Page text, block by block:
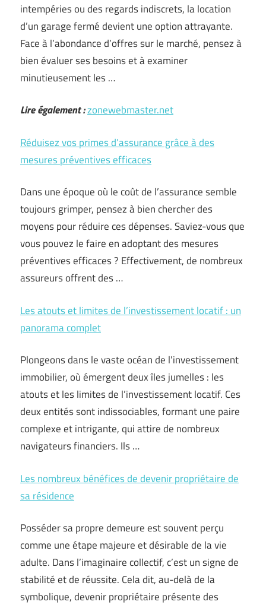
intempéries ou des regards indiscrets, la location
d’un garage fermé devient une option attrayante.
Face à l’abondance d’offres sur le marché, pensez à
bien évaluer ses besoins et à examiner
minutieusement les …
Lire également :zonewebmaster.net
Réduisez vos primes d’assurance grâce à des
mesures préventives efficaces
Dans une époque où le coût de l’assurance semble
toujours grimper, pensez à bien chercher des
moyens pour réduire ces dépenses. Saviez-vous que
vous pouvez le faire en adoptant des mesures
préventives efficaces ? Effectivement, de nombreux
assureurs offrent des …
Les atouts et limites de l’investissement locatif : un
panorama complet
Plongeons dans le vaste océan de l’investissement
immobilier, où émergent deux îles jumelles : les
atouts et les limites de l’investissement locatif. Ces
deux entités sont indissociables, formant une paire
complexe et intrigante, qui attire de nombreux
navigateurs financiers. Ils …
Les nombreux bénéfices de devenir propriétaire de
sa résidence
Posséder sa propre demeure est souvent perçu
comme une étape majeure et désirable de la vie
adulte. Dans l’imaginaire collectif, c’est un signe de
stabilité et de réussite. Cela dit, au-delà de la
symbolique, devenir propriétaire présente des